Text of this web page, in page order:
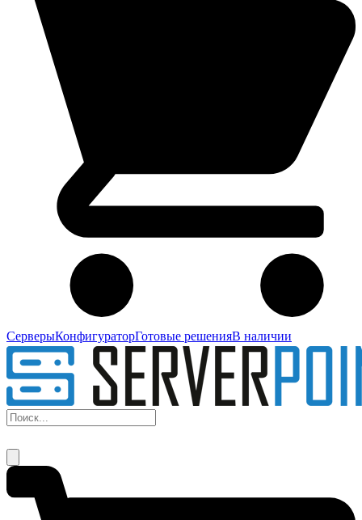
СерверыКонфигураторГотовые решенияВ наличии